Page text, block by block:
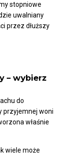
stopniowe
uwalniany
przez dłuższy
– wybierz
do
przyjemnej woni
właśnie
wiele może